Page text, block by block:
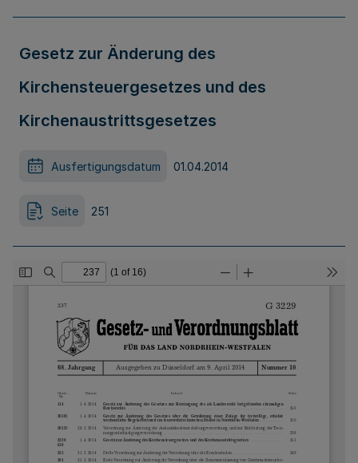
Gesetz zur Änderung des
Kirchensteuergesetzes und des
Kirchenaustrittsgesetzes
Ausfertigungsdatum 01.04.2014
Seite 251